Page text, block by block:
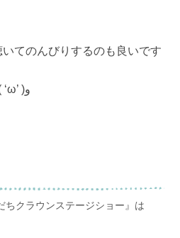
てのんびりするのも良いです
今日も元気に遊ぼっか٩( ‘ω’ )و
ちクラウンステージショー』は